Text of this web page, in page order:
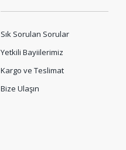
Sık Sorulan Sorular
Yetkili Bayiilerimiz
Kargo ve Teslimat
Bize Ulaşın